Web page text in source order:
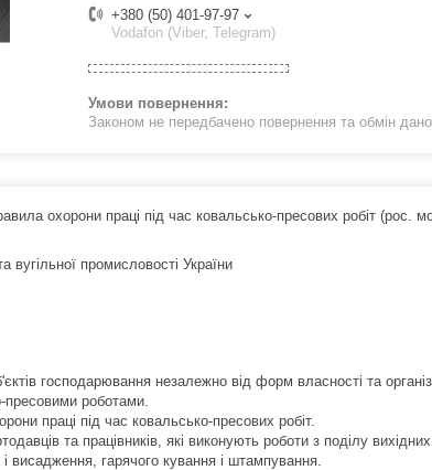
+380 (50) 401-97-97
Vodafon (Viber, Telegram)
Законом не передбачено повернення та обмін
охорони праці під час ковальсько-пресових робіт (рос.
вугільної промисловості України
господарювання незалежно від форм власності та
пресовими роботами.
праці під час ковальсько-пресових робіт.
та працівників, які виконують роботи з поділу
висадження, гарячого кування і штампування.